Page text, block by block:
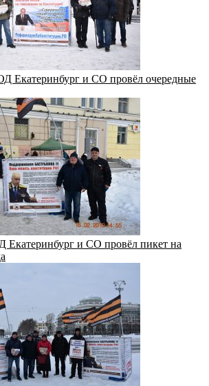
Екатеринбург и СО провёл очередные
Екатеринбург и СО провёл пикет на